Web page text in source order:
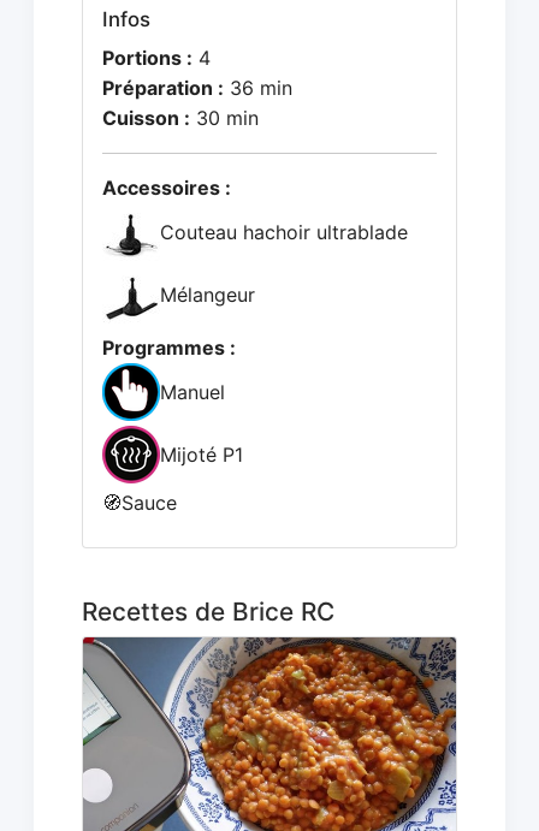
Infos
Portions : 4
Préparation : 36 min
Cuisson : 30 min
Accessoires :
Couteau hachoir ultrablade
Mélangeur
Programmes :
Manuel
Mijoté P1
🧭Sauce
Recettes de Brice RC